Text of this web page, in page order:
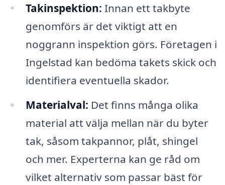
Takinspektion: Innan ett takbyte
genomförs är det viktigt att en
noggrann inspektion görs. Företagen i
Ingelstad kan bedöma takets skick och
identifiera eventuella skador.
Materialval: Det finns många olika
material att välja mellan när du byter
tak, såsom takpannor, plåt, shingel
och mer. Experterna kan ge råd om
vilket alternativ som passar bäst för